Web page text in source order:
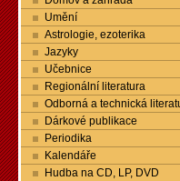
Umění
Astrologie, ezoterika
Jazyky
Učebnice
Regionální literatura
Odborná a technická
Dárkové publikace
Periodika
Kalendáře
Hudba na CD, LP, DVD